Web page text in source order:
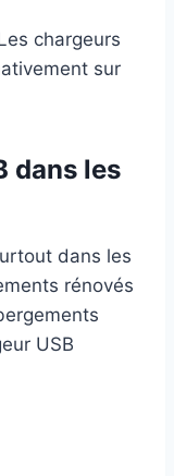
chargeurs
sur
dans les
dans les
rénovés
USB